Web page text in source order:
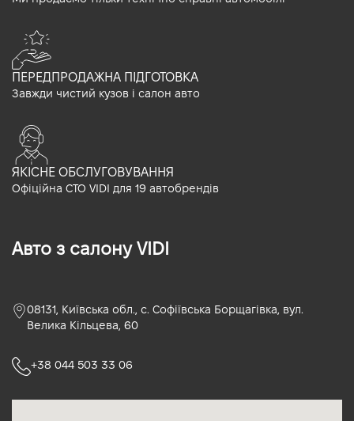
ПЕРЕДПРОДАЖНА ПІДГОТОВКА
Завжди чистий кузов і салон авто
ЯКІСНЕ ОБСЛУГОВУВАННЯ
Офіційна СТО VIDI для 19 автобрендів
Авто з салону VIDI
08131, Київська обл., с. Софіївська Борщагівка, вул.
Велика Кільцева, 60
+38 044 503 33 06